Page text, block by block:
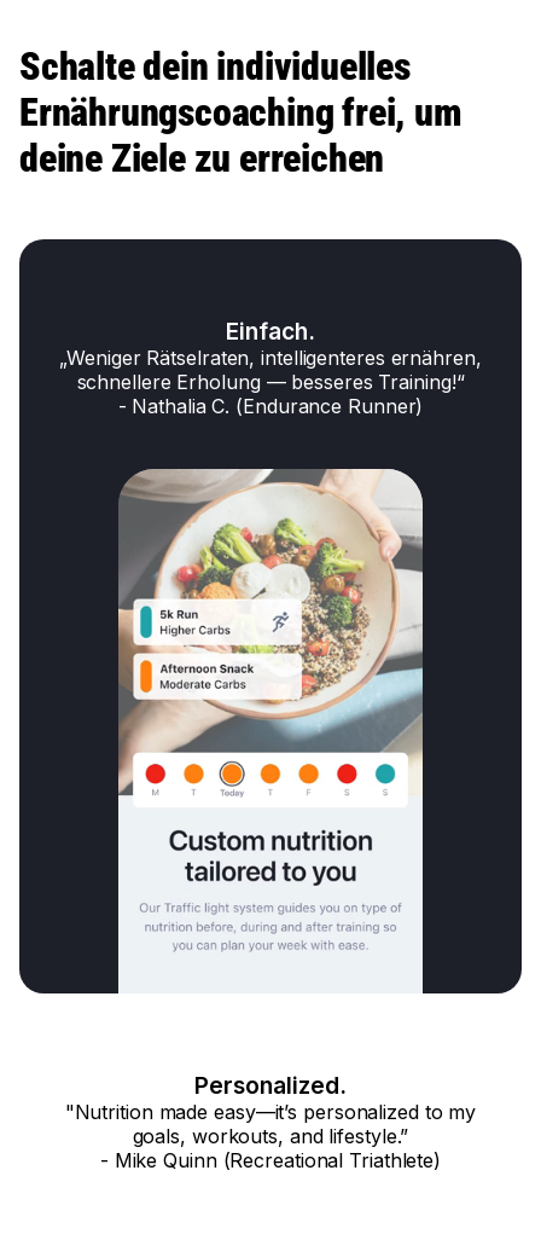
Schalte dein individuelles
Ernährungscoaching frei, um
deine Ziele zu erreichen
Einfach.
„Weniger Rätselraten, intelligenteres ernähren,
schnellere Erholung — besseres Training!“
- Nathalia C. (Endurance Runner)
Personalized.
"Nutrition made easy—it’s personalized to my
goals, workouts, and lifestyle.”
- Mike Quinn (Recreational Triathlete)